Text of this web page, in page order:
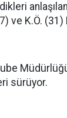
ve K.Ö.
sürüyor.